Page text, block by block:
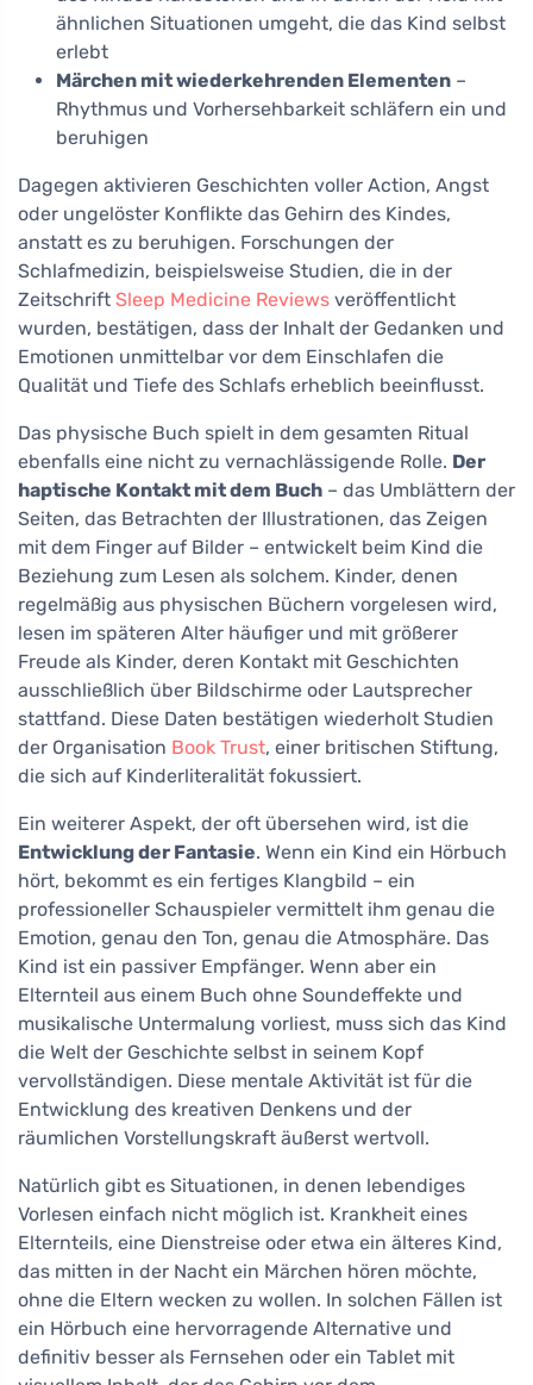
ähnlichen Situationen umgeht, die das Kind selbst
erlebt
Märchen mit wiederkehrenden Elementen –
Rhythmus und Vorhersehbarkeit schläfern ein und
beruhigen
Dagegen aktivieren Geschichten voller Action, Angst
oder ungelöster Konflikte das Gehirn des Kindes,
anstatt es zu beruhigen. Forschungen der
Schlafmedizin, beispielsweise Studien, die in der
Zeitschrift Sleep Medicine Reviews veröffentlicht
wurden, bestätigen, dass der Inhalt der Gedanken und
Emotionen unmittelbar vor dem Einschlafen die
Qualität und Tiefe des Schlafs erheblich beeinflusst.
Das physische Buch spielt in dem gesamten Ritual
ebenfalls eine nicht zu vernachlässigende Rolle. Der
haptische Kontakt mit dem Buch – das Umblättern der
Seiten, das Betrachten der Illustrationen, das Zeigen
mit dem Finger auf Bilder – entwickelt beim Kind die
Beziehung zum Lesen als solchem. Kinder, denen
regelmäßig aus physischen Büchern vorgelesen wird,
lesen im späteren Alter häufiger und mit größerer
Freude als Kinder, deren Kontakt mit Geschichten
ausschließlich über Bildschirme oder Lautsprecher
stattfand. Diese Daten bestätigen wiederholt Studien
der Organisation Book Trust, einer britischen Stiftung,
die sich auf Kinderliteralität fokussiert.
Ein weiterer Aspekt, der oft übersehen wird, ist die
Entwicklung der Fantasie. Wenn ein Kind ein Hörbuch
hört, bekommt es ein fertiges Klangbild – ein
professioneller Schauspieler vermittelt ihm genau die
Emotion, genau den Ton, genau die Atmosphäre. Das
Kind ist ein passiver Empfänger. Wenn aber ein
Elternteil aus einem Buch ohne Soundeffekte und
musikalische Untermalung vorliest, muss sich das Kind
die Welt der Geschichte selbst in seinem Kopf
vervollständigen. Diese mentale Aktivität ist für die
Entwicklung des kreativen Denkens und der
räumlichen Vorstellungskraft äußerst wertvoll.
Natürlich gibt es Situationen, in denen lebendiges
Vorlesen einfach nicht möglich ist. Krankheit eines
Elternteils, eine Dienstreise oder etwa ein älteres Kind,
das mitten in der Nacht ein Märchen hören möchte,
ohne die Eltern wecken zu wollen. In solchen Fällen ist
ein Hörbuch eine hervorragende Alternative und
definitiv besser als Fernsehen oder ein Tablet mit